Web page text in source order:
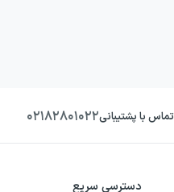
تماس با پشتیبانی۰۲۱۸۲۸۰۱۰۲۲
دسترسی سریع